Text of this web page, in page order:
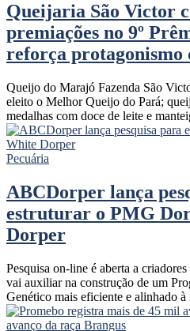
Queijaria São Victor
premiações no 9º
reforça protagonismo
Queijo do Marajó Fazenda São
eleito o Melhor Queijo do Pará;
medalhas com doce de leite e
Pecuária
ABCDorper lança
estruturar o PMG
Dorper
Pesquisa on-line é aberta a
vai auxiliar na construção de um
Genético mais eficiente e alinhado à